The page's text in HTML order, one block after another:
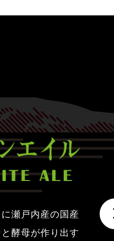
瀬戸内産の国産
酵母が作り出す